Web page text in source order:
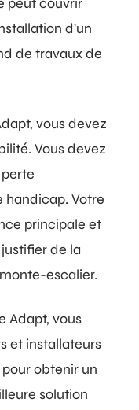
peut couvrir
d'un
de travaux de
vous devez
Vous devez
handicap. Votre
principale et
de la
escalier.
Adapt, vous
et installateurs
obtenir un
solution